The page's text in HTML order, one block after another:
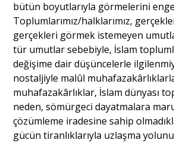
bütün boyutlarıyla görmelerini
Toplumlarımız/halklarımız,
gerçekleri görmek istemeyen
tür umutlar sebebiyle, İslam
değişime dair düşüncelerle
nostaljiyle malûl
muhafazakârlıklar, İslam dünyası
neden, sömürgeci dayatmalara
çözümleme iradesine sahip
gücün tiranlıklarıyla uzlaşma